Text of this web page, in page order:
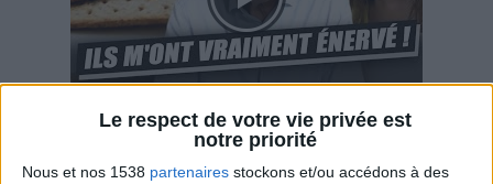
Le respect de votre vie privée est
notre priorité
Nous et nos 1538 partenaires stockons et/ou accédons à des
Ces marques diététiques : c'est n'importe quoi !